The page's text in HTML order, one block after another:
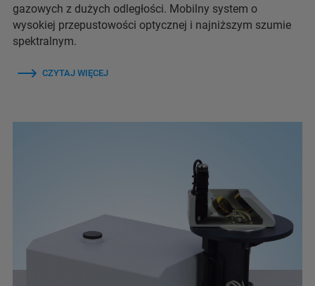
gazowych z dużych odległości. Mobilny system o
wysokiej przepustowości optycznej i najniższym szumie
spektralnym.
CZYTAJ WIĘCEJ